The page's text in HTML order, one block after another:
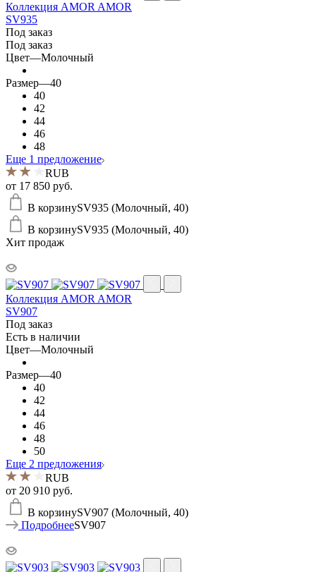
Коллекция AMOR AMOR
SV935
Под заказ
Под заказ
Цвет—Молочный
Размер—40
40
42
44
46
48
Еще 1 предложение
RUB
от 17 850 руб.
В корзинуSV935 (Молочный, 40)
В корзинуSV935 (Молочный, 40)
Хит продаж
Коллекция AMOR AMOR
SV907
Под заказ
Есть в наличии
Цвет—Молочный
Размер—40
40
42
44
46
48
50
Еще 2 предложения
RUB
от 20 910 руб.
В корзинуSV907 (Молочный, 40)
ПодробнееSV907